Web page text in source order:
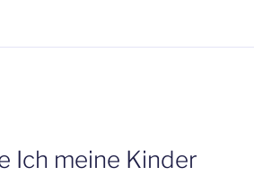
Ich meine Kinder